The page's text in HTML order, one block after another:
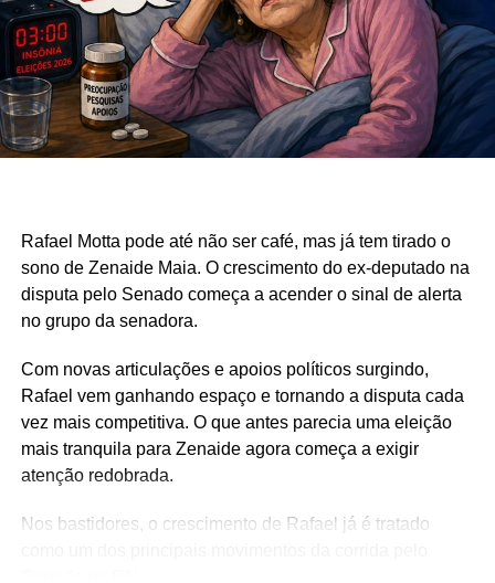
Rafael Motta pode até não ser café, mas já tem tirado o
sono de Zenaide Maia. O crescimento do ex-deputado na
disputa pelo Senado começa a acender o sinal de alerta
no grupo da senadora.
Com novas articulações e apoios políticos surgindo,
Rafael vem ganhando espaço e tornando a disputa cada
vez mais competitiva. O que antes parecia uma eleição
mais tranquila para Zenaide agora começa a exigir
atenção redobrada.
Nos bastidores, o crescimento de Rafael já é tratado